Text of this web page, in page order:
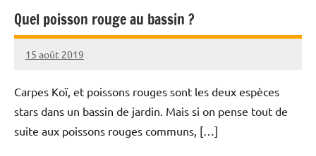
Quel poisson rouge au bassin ?
15 août 2019
Annie
Carpes Koï, et poissons rouges sont les deux espèces
stars dans un bassin de jardin. Mais si on pense tout de
suite aux poissons rouges communs, […]